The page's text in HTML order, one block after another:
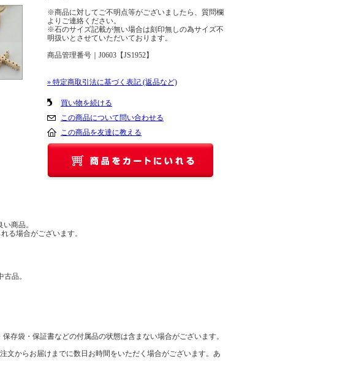
※商品に対してご不明点等がございましたら、質問欄
よりご連絡ください。
※石のサイズ記載が無い場合は刻印無しの為サイズ不
明扱いとさせていただいております。
商品管理番号｜J0603【JS1952】
» 特定商取引法に基づく表記 (返品など)
買い物を続ける
この商品について問い合わせる
この商品を友達に教える
商品。
場合がございます。
品。
存袋・保証書などの付属品の状態は含まない場合がございます。
文からお届けまでに数日お時間をいただく場合がございます。あ